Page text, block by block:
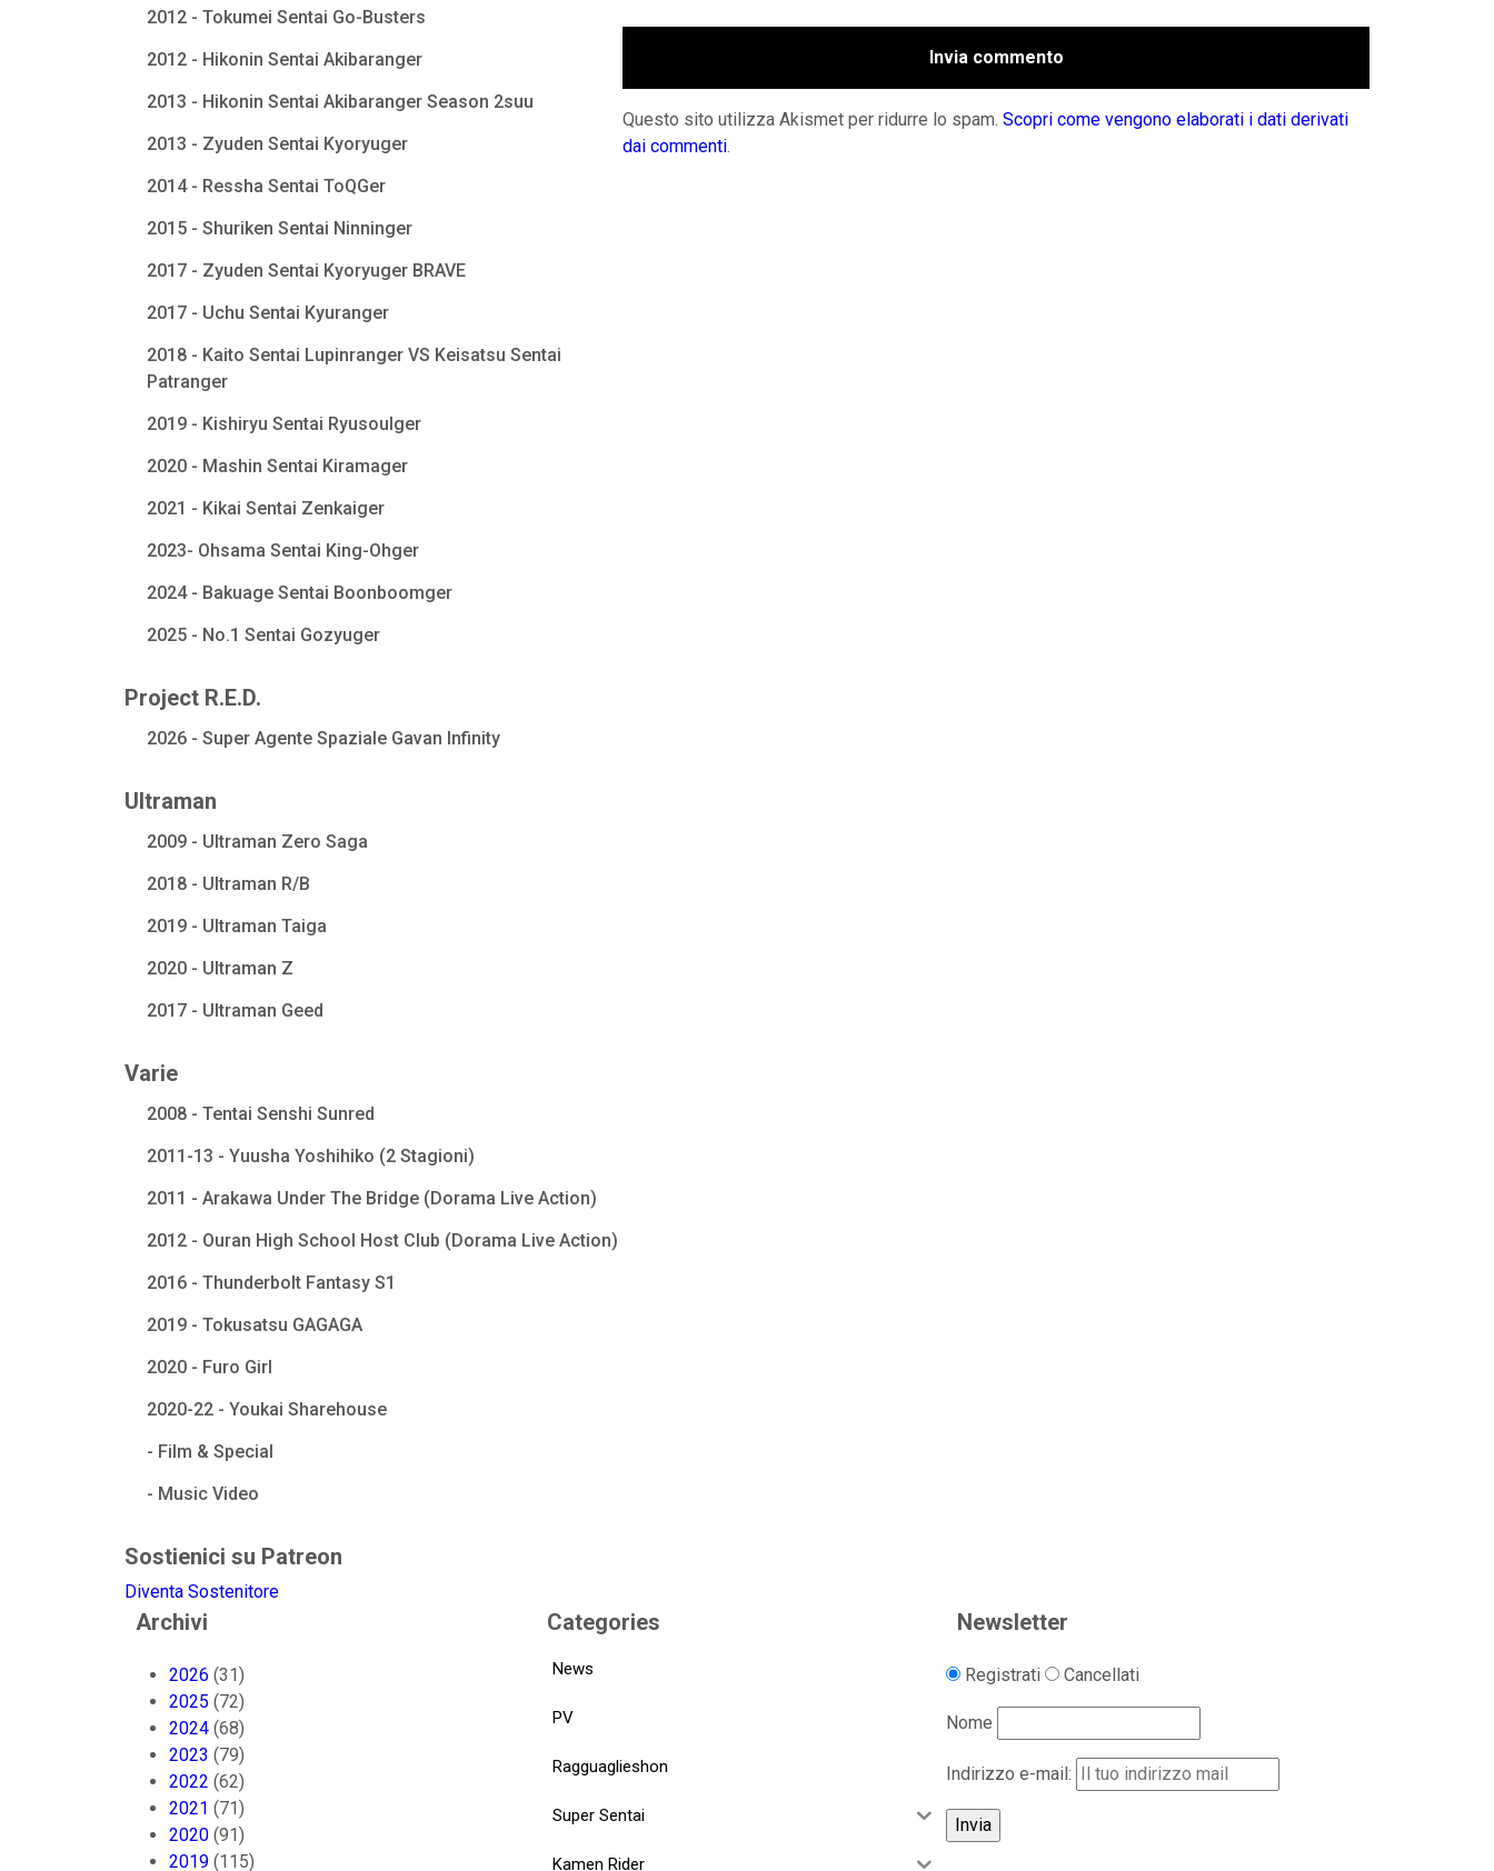
2012 - Tokumei Sentai Go-Busters
2012 - Hikonin Sentai Akibaranger
2013 - Hikonin Sentai Akibaranger Season 2suu
2013 - Zyuden Sentai Kyoryuger
2014 - Ressha Sentai ToQGer
2015 - Shuriken Sentai Ninninger
2017 - Zyuden Sentai Kyoryuger BRAVE
2017 - Uchu Sentai Kyuranger
2018 - Kaito Sentai Lupinranger VS Keisatsu Sentai
Patranger
2019 - Kishiryu Sentai Ryusoulger
2020 - Mashin Sentai Kiramager
2021 - Kikai Sentai Zenkaiger
2023- Ohsama Sentai King-Ohger
2024 - Bakuage Sentai Boonboomger
2025 - No.1 Sentai Gozyuger
Project R.E.D.
2026 - Super Agente Spaziale Gavan Infinity
Ultraman
2009 - Ultraman Zero Saga
2018 - Ultraman R/B
2019 - Ultraman Taiga
2020 - Ultraman Z
2017 - Ultraman Geed
Varie
2008 - Tentai Senshi Sunred
2011-13 - Yuusha Yoshihiko (2 Stagioni)
2011 - Arakawa Under The Bridge (Dorama Live Action)
2012 - Ouran High School Host Club (Dorama Live Action)
2016 - Thunderbolt Fantasy S1
2019 - Tokusatsu GAGAGA
2020 - Furo Girl
2020-22 - Youkai Sharehouse
- Film & Special
- Music Video
Sostienici su Patreon
Diventa Sostenitore
Questo sito utilizza Akismet per ridurre lo spam. Scopri come vengono elaborati i dati derivati
dai commenti.
Archivi
2026 (31)
2025 (72)
2024 (68)
2023 (79)
2022 (62)
2021 (71)
2020 (91)
2019 (115)
Categories
News
PV
Ragguaglieshon
Super Sentai
Kamen Rider
Newsletter
Registrati Cancellati
Nome
Indirizzo e-mail: